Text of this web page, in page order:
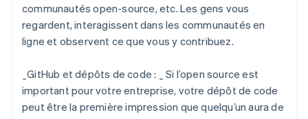
communautés open-source, etc. Les gens vous
regardent, interagissent dans les communautés en
ligne et observent ce que vous y contribuez.
_GitHub et dépôts de code : _
Si l’open source est
important pour votre entreprise, votre dépôt de code
peut être la première impression que quelqu’un aura de